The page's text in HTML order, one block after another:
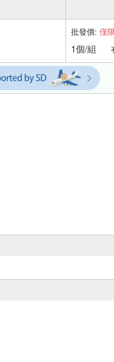
批發價: 僅
1個/組